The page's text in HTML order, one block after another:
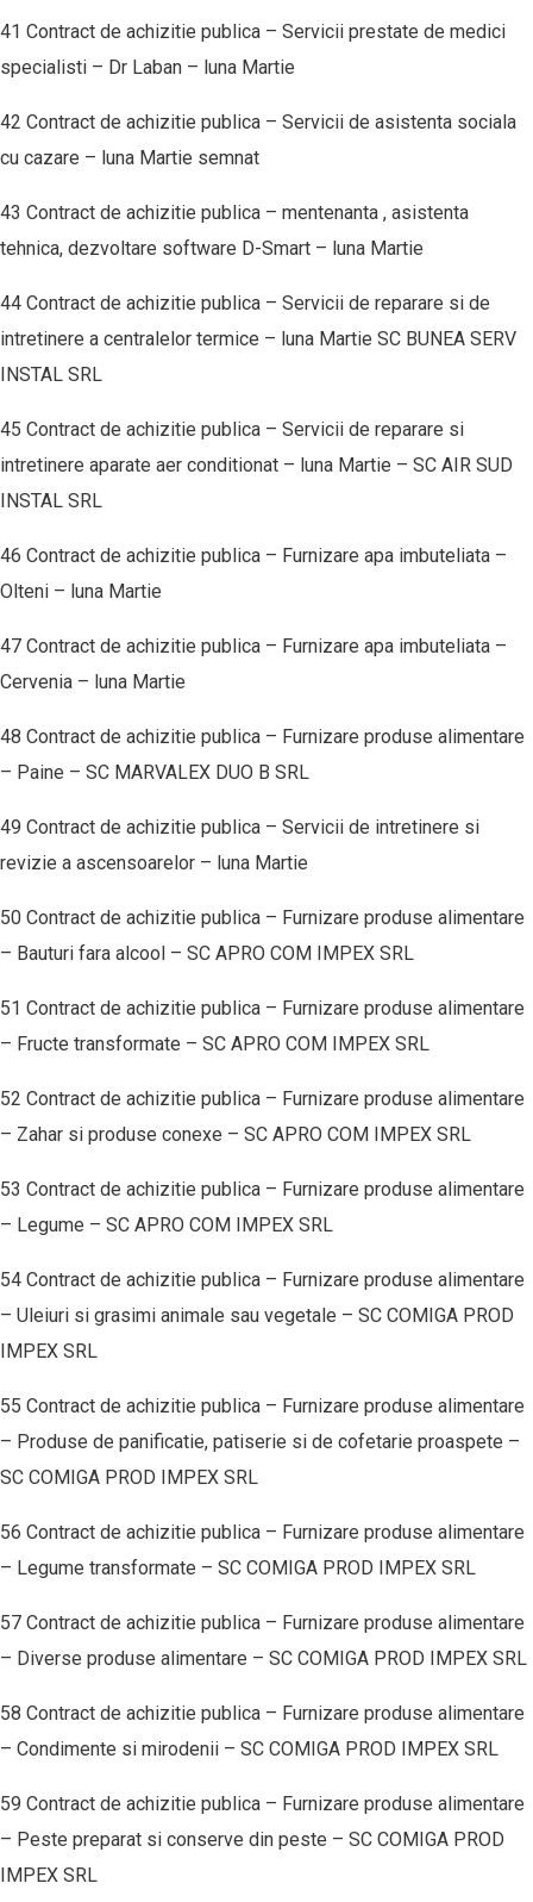
41 Contract de achizitie publica – Servicii prestate de medici
specialisti – Dr Laban – luna Martie
42 Contract de achizitie publica – Servicii de asistenta sociala
cu cazare – luna Martie semnat
43 Contract de achizitie publica – mentenanta , asistenta
tehnica, dezvoltare software D-Smart – luna Martie
44 Contract de achizitie publica – Servicii de reparare si de
intretinere a centralelor termice – luna Martie SC BUNEA SERV
INSTAL SRL
45 Contract de achizitie publica – Servicii de reparare si
intretinere aparate aer conditionat – luna Martie – SC AIR SUD
INSTAL SRL
46 Contract de achizitie publica – Furnizare apa imbuteliata –
Olteni – luna Martie
47 Contract de achizitie publica – Furnizare apa imbuteliata –
Cervenia – luna Martie
48 Contract de achizitie publica – Furnizare produse alimentare
– Paine – SC MARVALEX DUO B SRL
49 Contract de achizitie publica – Servicii de intretinere si
revizie a ascensoarelor – luna Martie
50 Contract de achizitie publica – Furnizare produse alimentare
– Bauturi fara alcool – SC APRO COM IMPEX SRL
51 Contract de achizitie publica – Furnizare produse alimentare
– Fructe transformate – SC APRO COM IMPEX SRL
52 Contract de achizitie publica – Furnizare produse alimentare
– Zahar si produse conexe – SC APRO COM IMPEX SRL
53 Contract de achizitie publica – Furnizare produse alimentare
– Legume – SC APRO COM IMPEX SRL
54 Contract de achizitie publica – Furnizare produse alimentare
– Uleiuri si grasimi animale sau vegetale – SC COMIGA PROD
IMPEX SRL
55 Contract de achizitie publica – Furnizare produse alimentare
– Produse de panificatie, patiserie si de cofetarie proaspete –
SC COMIGA PROD IMPEX SRL
56 Contract de achizitie publica – Furnizare produse alimentare
– Legume transformate – SC COMIGA PROD IMPEX SRL
57 Contract de achizitie publica – Furnizare produse alimentare
– Diverse produse alimentare – SC COMIGA PROD IMPEX SRL
58 Contract de achizitie publica – Furnizare produse alimentare
– Condimente si mirodenii – SC COMIGA PROD IMPEX SRL
59 Contract de achizitie publica – Furnizare produse alimentare
– Peste preparat si conserve din peste – SC COMIGA PROD
IMPEX SRL